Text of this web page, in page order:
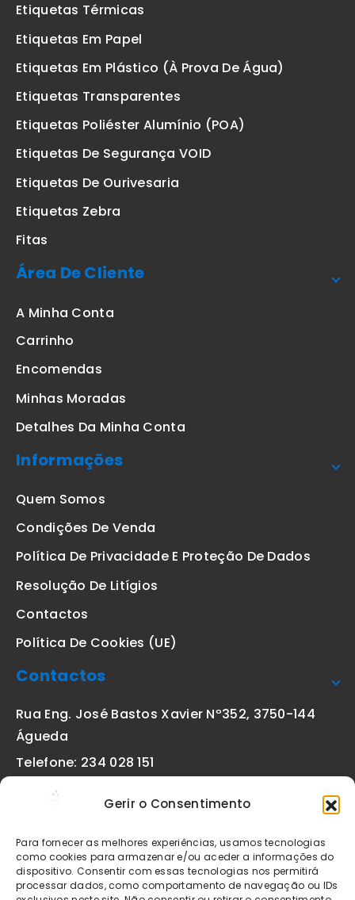
Gerir o Consentimento
Para fornecer as melhores experiências, usamos tecnologias
como cookies para armazenar e/ou aceder a informações do
dispositivo. Consentir com essas tecnologias nos permitirá
processar dados, como comportamento de navegação ou IDs
Etiquetas Térmicas
Etiquetas Em Papel
Etiquetas Em Plástico (à Prova De Água)
Etiquetas Transparentes
Etiquetas Poliéster Alumínio (POA)
Etiquetas De Segurança VOID
Etiquetas De Ourivesaria
Etiquetas Zebra
Fitas
Área De Cliente
A Minha Conta
Carrinho
Encomendas
Minhas Moradas
Detalhes Da Minha Conta
Informações
Quem Somos
Condições De Venda
Política De Privacidade E Proteção De Dados
Resolução De Litígios
Contactos
Política De Cookies (UE)
Contactos
Rua Eng. José Bastos Xavier Nº352, 3750-144
Águeda
Telefone: 234 028 151
geral@etiquetas-online.pt
Os preços indicados incluem IVA à taxa legal em vigor. Todos